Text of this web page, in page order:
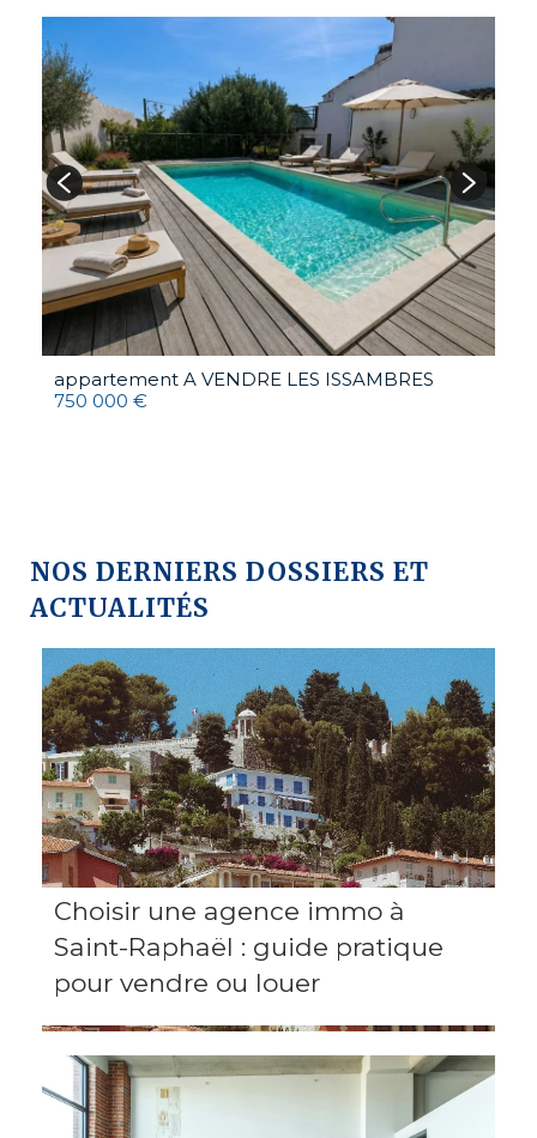
appartement A VENDRE LES ISSAMBRES
750 000 €
NOS DERNIERS DOSSIERS ET
ACTUALITÉS
Choisir une agence immo à
Saint-Raphaël : guide pratique
pour vendre ou louer